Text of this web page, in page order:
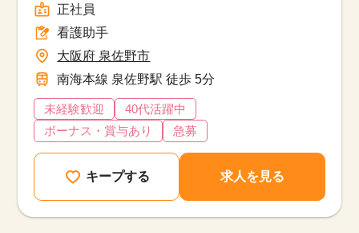
正社員
看護助手
大阪府 泉佐野市
南海本線 泉佐野駅 徒歩 5分
未経験歓迎
40代活躍中
ボーナス・賞与あり
急募
キープする 求人を見る